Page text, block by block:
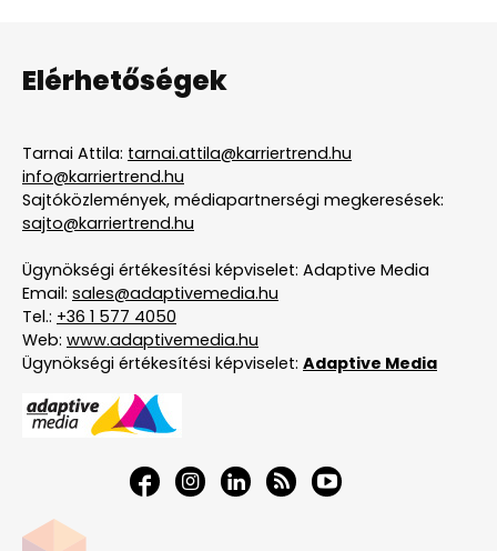
Elérhetőségek
Tarnai Attila: tarnai.attila@karriertrend.hu
info@karriertrend.hu
Sajtóközlemények, médiapartnerségi megkeresések:
sajto@karriertrend.hu
Ügynökségi értékesítési képviselet: Adaptive Media
Email: sales@adaptivemedia.hu
Tel.: +36 1 577 4050
Web: www.adaptivemedia.hu
Ügynökségi értékesítési képviselet: Adaptive Media